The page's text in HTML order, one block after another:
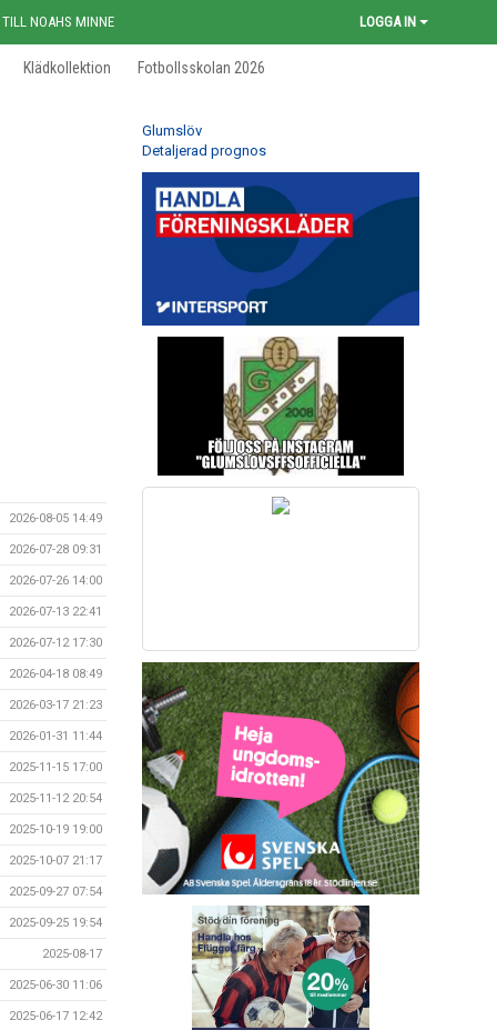
TILL NOAHS MINNE LOGGA IN
Klädkollektion Fotbollsskolan 2026
2026-08-05 14:49
2026-07-28 09:31
2026-07-26 14:00
2026-07-13 22:41
2026-07-12 17:30
2026-04-18 08:49
2026-03-17 21:23
2026-01-31 11:44
2025-11-15 17:00
2025-11-12 20:54
2025-10-19 19:00
2025-10-07 21:17
2025-09-27 07:54
2025-09-25 19:54
2025-08-17
2025-06-30 11:06
2025-06-17 12:42
Glumslöv
Detaljerad prognos